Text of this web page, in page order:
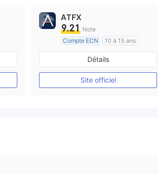
ATFX
9.21 Note
Compte ECN
10 à 15 ans
Réglementation de Australie
Market Making (MM)
Etiquette principale MT4
Détails
Site officiel